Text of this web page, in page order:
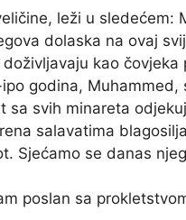
leži u sledećem:
dolaska na ovaj
kao čovjeka
godina, Muhammed,
sa svih minareta
salavatima
Sjećamo se danas
poslan sa